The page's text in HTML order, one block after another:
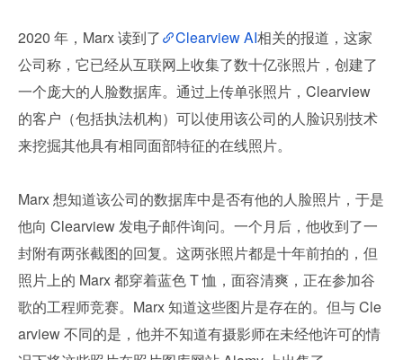
2020 年，Marx 读到了 Clearview AI相关的报道，这家
公司称，它已经从互联网上收集了数十亿张照片，创建了
一个庞大的人脸数据库。通过上传单张照片，Clearview
的客户（包括执法机构）可以使用该公司的人脸识别技术
来挖掘其他具有相同面部特征的在线照片。
Marx 想知道该公司的数据库中是否有他的人脸照片，于是
他向 Clearview 发电子邮件询问。一个月后，他收到了一
封附有两张截图的回复。这两张照片都是十年前拍的，但
照片上的 Marx 都穿着蓝色 T 恤，面容清爽，正在参加谷
歌的工程师竞赛。Marx 知道这些图片是存在的。但与 Cle
arview 不同的是，他并不知道有摄影师在未经他许可的情